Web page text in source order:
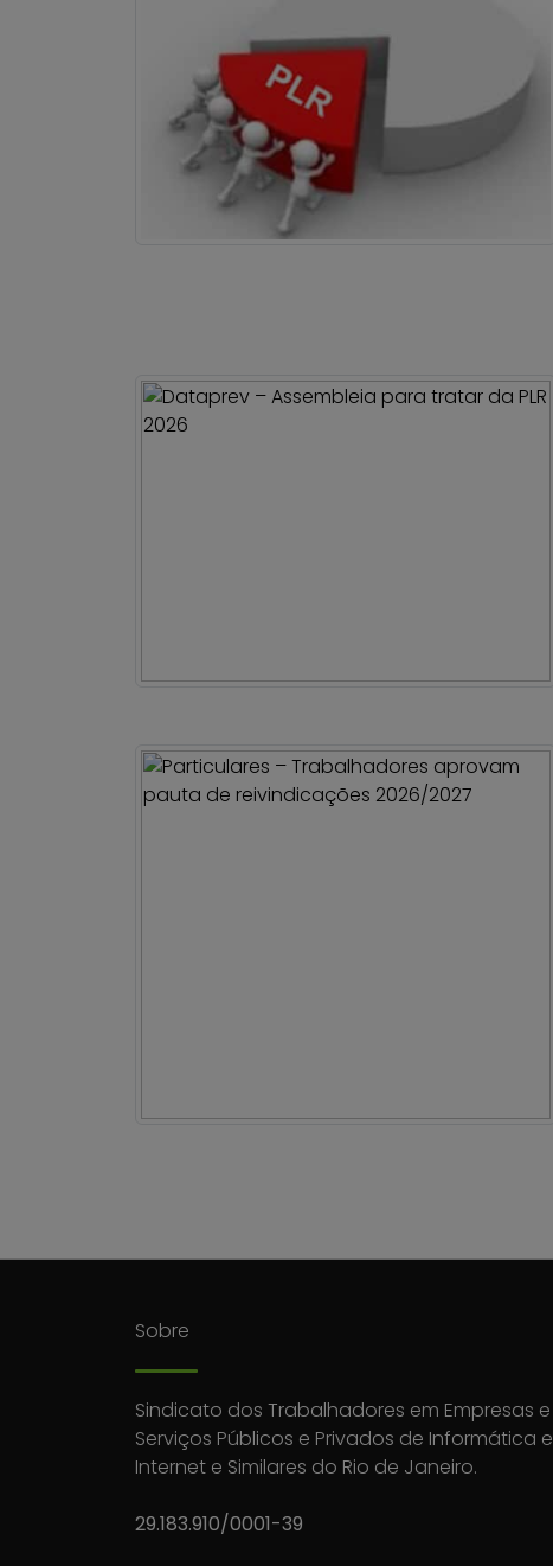
Sobre
Sindicato dos Trabalhadores em Empresas e
Serviços Públicos e Privados de Informática e
Internet e Similares do Rio de Janeiro.
29.183.910/0001-39